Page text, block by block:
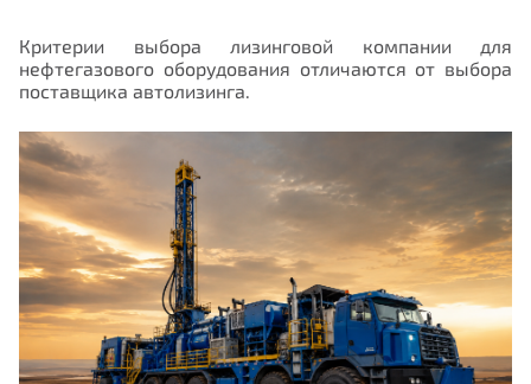
Критерии выбора лизинговой компании для
нефтегазового оборудования отличаются от выбора
поставщика автолизинга.